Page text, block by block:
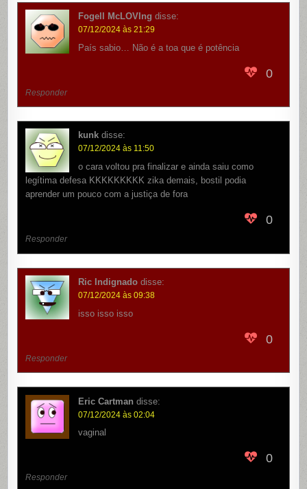
Fogell McLOVIng disse:
07/12/2024 às 21:29
País sabio… Não é a toa que é potência
0
Responder
kunk disse:
07/12/2024 às 11:50
o cara voltou pra finalizar e ainda saiu como
legítima defesa KKKKKKKKK zika demais, bostil podia
aprender um pouco com a justiça de fora
0
Responder
Ric Indignado disse:
07/12/2024 às 09:38
isso isso isso
0
Responder
Eric Cartman disse:
07/12/2024 às 02:04
vaginal
0
Responder